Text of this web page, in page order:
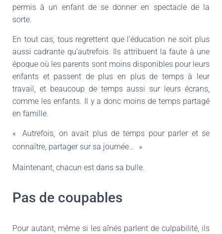
permis à un enfant de se donner en spectacle de la
sorte.
En tout cas, tous regrettent que l’éducation ne soit plus
aussi cadrante qu’autrefois. Ils attribuent la faute à une
époque où les parents sont moins disponibles pour leurs
enfants et passent de plus en plus de temps à leur
travail, et beaucoup de temps aussi sur leurs écrans,
comme les enfants. Il y a donc moins de temps partagé
en famille.
«
Autrefois, on avait plus de temps pour parler et se
connaître, partager sur sa journée…
»
Maintenant, chacun est dans sa bulle.
Pas de coupables
Pour autant, même si les aînés parlent de culpabilité, ils